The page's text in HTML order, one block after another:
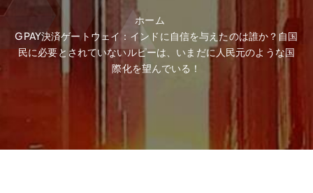
ホーム
GPAY決済ゲートウェイ：インドに自信を与えたのは誰か？自国
民に必要とされていないルピーは、いまだに人民元のような国
際化を望んでいる！